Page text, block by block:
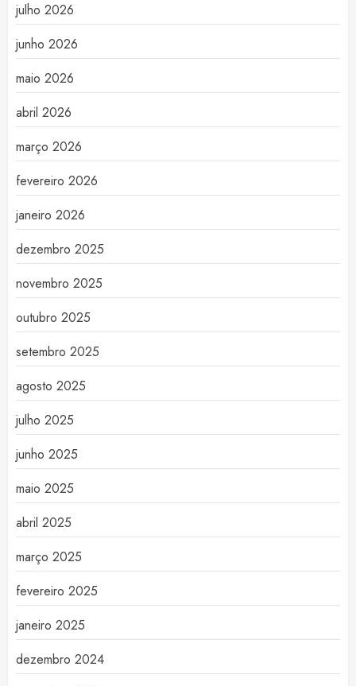
julho 2026
junho 2026
maio 2026
abril 2026
março 2026
fevereiro 2026
janeiro 2026
dezembro 2025
novembro 2025
outubro 2025
setembro 2025
agosto 2025
julho 2025
junho 2025
maio 2025
abril 2025
março 2025
fevereiro 2025
janeiro 2025
dezembro 2024